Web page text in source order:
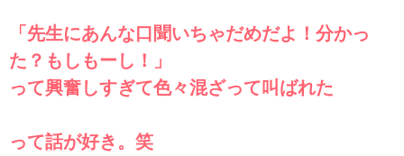
「先生にあんな口聞いちゃだめだよ！分かっ
た？もしもーし！」
って興奮しすぎて色々混ざって叫ばれた
って話が好き。笑